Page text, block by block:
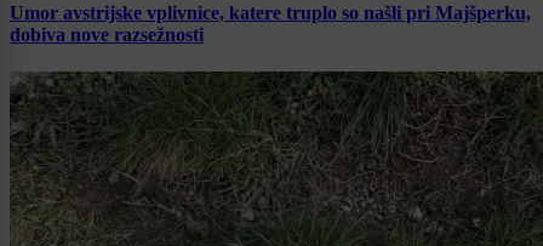
Umor avstrijske vplivnice, katere truplo so našli pri Majšperku,
dobiva nove razsežnosti